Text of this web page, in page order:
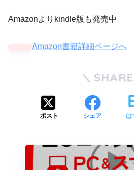
Amazonよりkindle版も発売中
Amazon書籍詳細ページへ
SHARE
ポスト シェア は